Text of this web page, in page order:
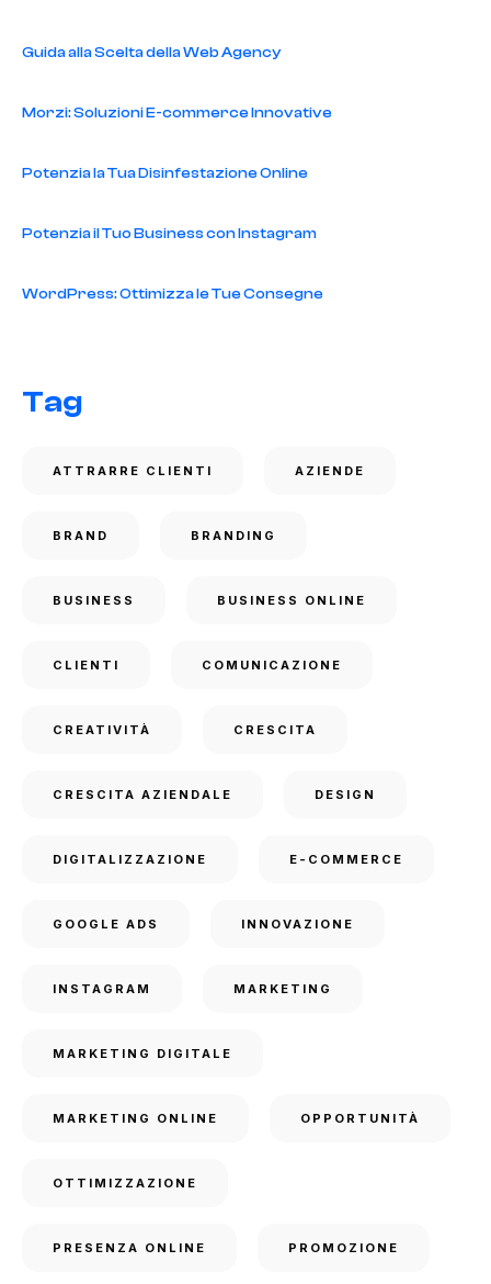
Guida alla Scelta della Web Agency
Morzi: Soluzioni E-commerce Innovative
Potenzia la Tua Disinfestazione Online
Potenzia il Tuo Business con Instagram
WordPress: Ottimizza le Tue Consegne
Tag
ATTRARRE CLIENTI AZIENDE
BRAND BRANDING
BUSINESS BUSINESS ONLINE
CLIENTI COMUNICAZIONE
CREATIVITÀ CRESCITA
CRESCITA AZIENDALE DESIGN
DIGITALIZZAZIONE E-COMMERCE
GOOGLE ADS INNOVAZIONE
INSTAGRAM MARKETING
MARKETING DIGITALE
MARKETING ONLINE OPPORTUNITÀ
OTTIMIZZAZIONE
PRESENZA ONLINE PROMOZIONE